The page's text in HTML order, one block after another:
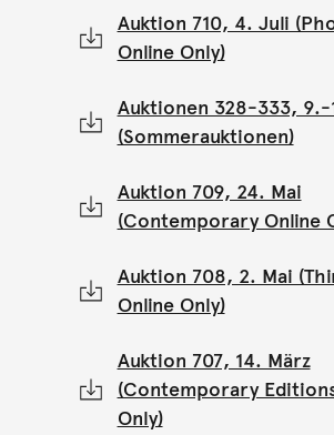
Auktion 710, 4. Juli
Online Only)
Auktionen 328-333, 9.-
(Sommerauktionen)
Auktion 709, 24. Mai
(Contemporary Online
Auktion 708, 2. Mai
Online Only)
Auktion 707, 14. März
(Contemporary
Only)